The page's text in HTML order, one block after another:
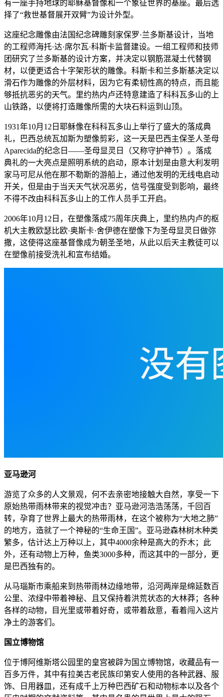
有一座手持地球的耶稣基督像和一个象征世界的基座。最后选
择了“救世基督展开双臂”为设计外型。
这座纪念雕像由法国纪念碑雕刻家保罗·兰多斯基设计，当地
的工程师海托·达·席尔瓦·科斯卡监督建设。一组工程师和技师
团研究了兰多斯基的设计方案，并决定以钢筋混凝土代替钢
材，以便更适合十字架形状的雕像。科斯卡和兰多斯基决定以
滑石作为雕像的外层材料，因为它有柔韧性高的特点，而且能
够抵抗恶劣的天气。里约热内卢还特意建造了科科瓦多山的上
山铁路，以便将打造雕像所需的大块石料运到山顶。
1931年10月12日耶稣像在科科瓦多山上举行了盛大的落成典
礼，巴西总统瓦加斯为塑像剪彩，这一天是巴西主保圣人圣母
Aparecida的纪念日——圣母显灵日（又称守护神节）。落成
典礼的一大亮点是照明系统的启动，原本计划是由意大利发明
家马可尼从他在那不勒斯的游船上，通过他发明的无线电启动
开关，但是由于当天天气状况恶劣，信号强度受到影响，最终
不得不改由科科瓦多山上的工作人员手工开启。
2006年10月12日，在塑像落成75周年庆典上，里约热内卢的枢
机大主教欧瑟比欧·奥斯卡·舍伊德在塑像下为圣母显灵日做弥
撒，这使得这座基督像成为朝圣圣地，从此以后天主教徒可以
在塑像前接受洗礼和宣布结婚。
亚马逊河
游览了众多的人文景观，何不去亲密地接触大自然，享受一下
原始热带雨林带来的视觉冲击？亚马逊河浩浩荡荡，千回百
转，孕育了世界上最大的热带雨林，在这个被称为“大地之肺”
的地方，造就了一个神秘的“生命王国”。亚马逊森林树木种类
繁多，估计达上万种以上，其中4000余种是高大的乔木；此
外，还有动物上万种，鱼类3000多种，而这其中的一部分，更
是巴西独有的。
从马瑙斯市乘船来到热带雨林边缘地带，沿河两岸是绵延数百
公里、浓绿中带着神秘、且又保持着洪荒状态的大林莽；各种
各样的动物，目光里或带着好奇，或带着敌意，看着闯入这片
净土的游客们。
国立博物馆
位于博阿维斯塔公园里的皇宫被辟为国立博物馆，收藏品有一
百多万件，其中有拉美古老民族印第安人使用的各种武器、服
饰、日用器皿，还有成千上万种巴西矿石和动物标本以及各个